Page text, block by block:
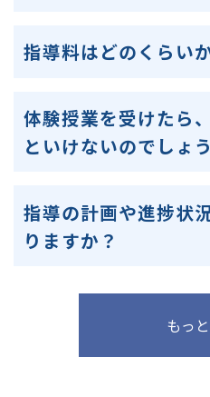
指導料はどのくらい
体験授業を受けたら
といけないのでしょ
指導の計画や進捗状
りますか？
もっ